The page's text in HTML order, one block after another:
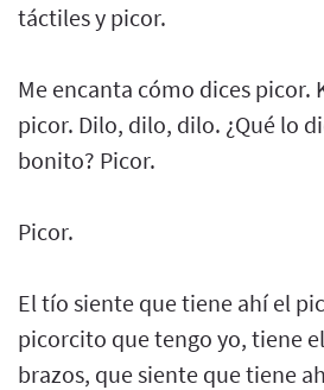
táctiles y picor.
Me encanta cómo dices picor.
picor. Dilo, dilo, dilo. ¿Qué lo
bonito? Picor.
Picor.
El tío siente que tiene ahí el
picorcito que tengo yo, tiene
brazos, que siente que tiene